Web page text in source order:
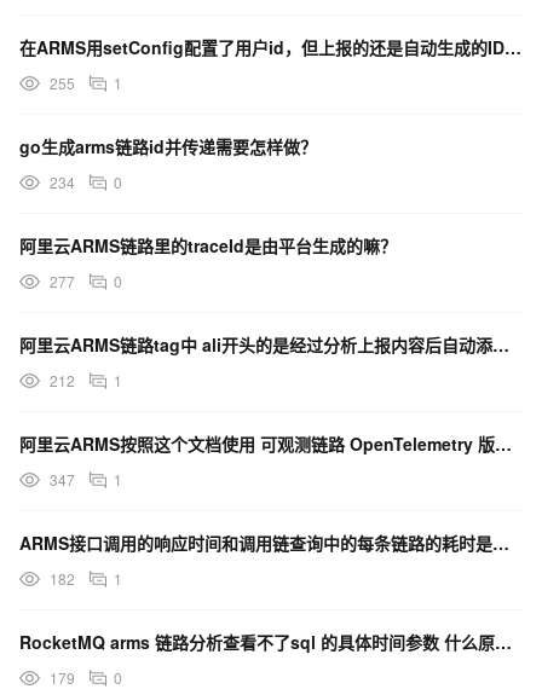
在ARMS用setConfig配置了用户id，但上报的还是自动生成的ID为什么？
255 1
go生成arms链路id并传递需要怎样做？
234 0
阿里云ARMS链路里的traceId是由平台生成的嘛？
277 0
阿里云ARMS链路tag中 ali开头的是经过分析上报内容后自动添加的？
212 1
阿里云ARMS按照这个文档使用 可观测链路 OpenTelemetry 版，报这个错是为什么啊？
347 1
ARMS接口调用的响应时间和调用链查询中的每条链路的耗时是什么关系
182 1
RocketMQ arms 链路分析查看不了sql 的具体时间参数 什么原因呢？
179 0